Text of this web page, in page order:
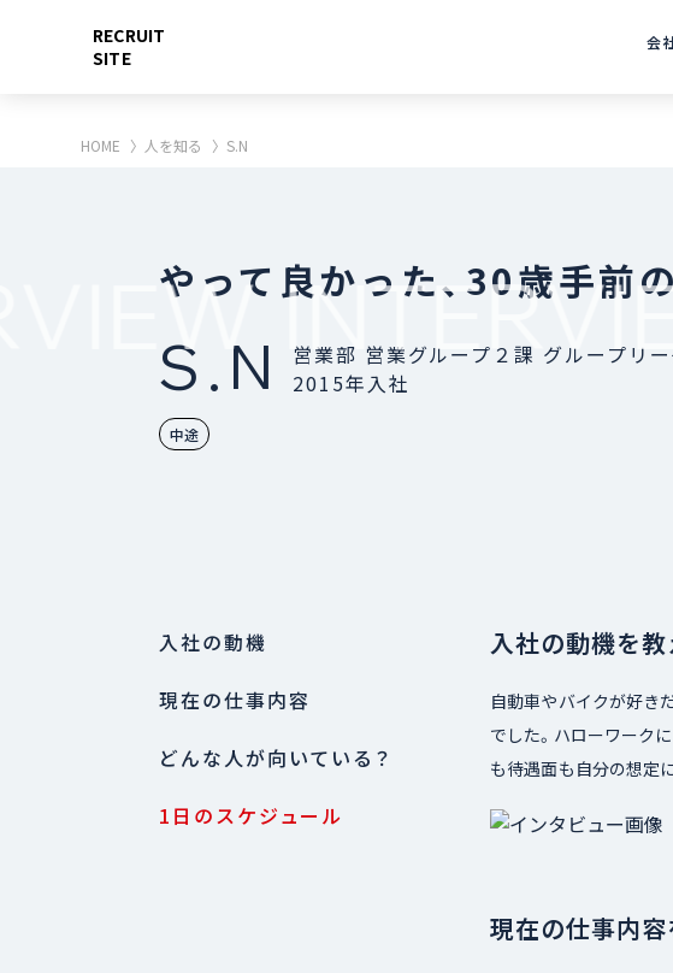
RECRUIT
SITE
会
HOME 人を知る S.N
やって良かった、30歳手前
S.N
営業部 営業グループ２課 グループリー
2015年入社
中途
入社の動機
現在の仕事内容
どんな人が向いている？
1日のスケジュール
入社の動機を
自動車やバイクが好き
でした。ハローワーク
も待遇面も自分の想定
現在の仕事内